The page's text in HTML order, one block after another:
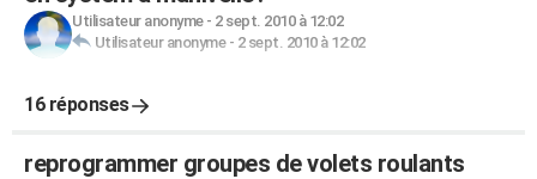
Utilisateur anonyme- 2 sept. 2010 à 12:02
Utilisateur anonyme- 2 sept. 2010 à 12:02
16 réponses
reprogrammer groupes de volets roulants